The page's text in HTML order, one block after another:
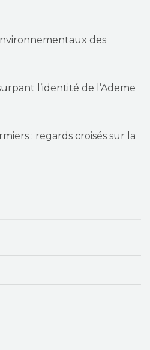
des
l’identité de l’Ademe
: regards croisés sur la